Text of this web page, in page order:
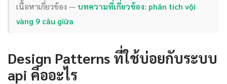
เนื้อหาเกี่ยวข้อง — บทความที่เกี่ยวข้อง: phân tích vội
vàng 9 câu giữa
Design Patterns ที่ใช้บ่อยกับระบบ
api คืออะไร